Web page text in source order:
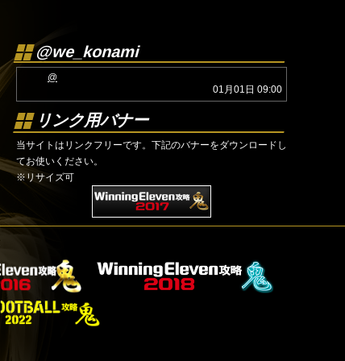
@we_konami
@
01月01日 09:00
リンク用バナー
当サイトはリンクフリーです。下記のバナーをダウンロードし
てお使いください。
※リサイズ可